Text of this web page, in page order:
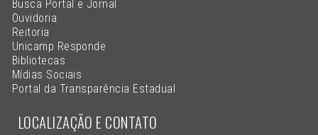
Busca Portal e Jornal
Ouvidoria
Reitoria
Unicamp Responde
Bibliotecas
Mídias Sociais
Portal da Transparência Estadual
LOCALIZAÇÃO E CONTATO